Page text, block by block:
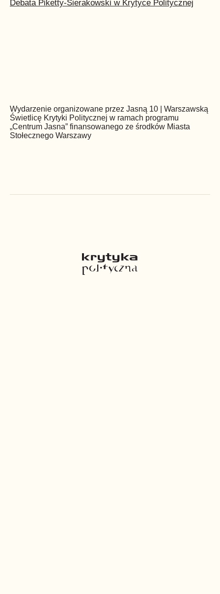
Debata Piketty-Sierakowski w Krytyce Politycznej
Wydarzenie organizowane przez Jasną 10 | Warszawską
Świetlicę Krytyki Politycznej w ramach programu
„Centrum Jasna” finansowanego ze środków Miasta
Stołecznego Warszawy